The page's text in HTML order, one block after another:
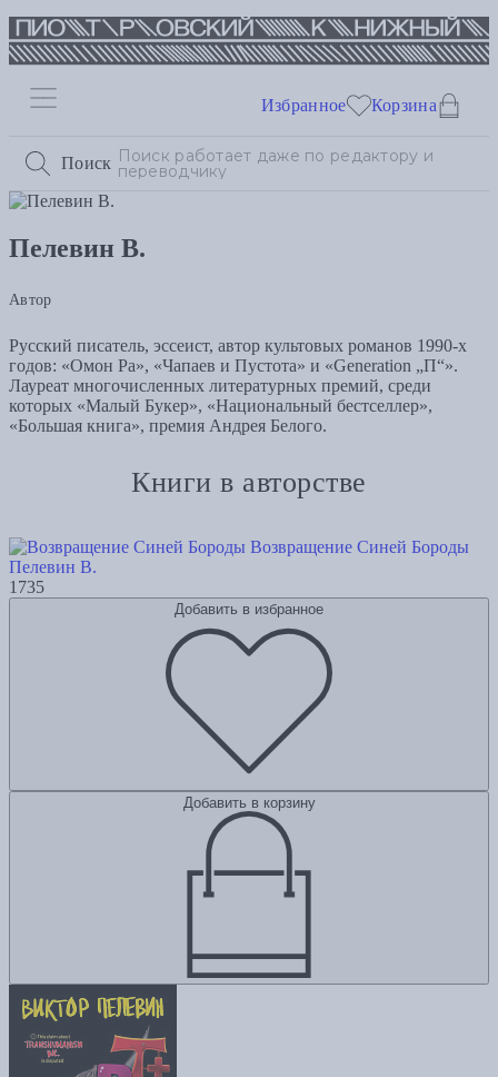
Поиск
Избранное Корзина
Пелевин В.
Автор
Русский писатель, эссеист, автор культовых романов 1990-х
годов: «Омон Ра», «Чапаев и Пустота» и «Generation „П“».
Лауреат многочисленных литературных премий, среди
которых «Малый Букер», «Национальный бестселлер»,
«Большая книга», премия Андрея Белого.
Книги в авторстве
Возвращение Синей Бороды
Пелевин В.
1735
Добавить в избранное
Добавить в корзину